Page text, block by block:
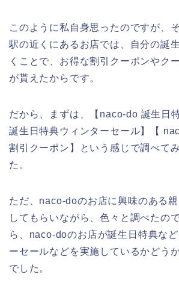
このように私自身思ったのですが、
駅の近くにあるお店では、自分の誕
くことで、お得な割引クーポンやク
が貰えたからです。
だから、まずは、【naco-do 誕生日
誕生日特典ウィンターセール】【
割引クーポン】という感じで調べて
た。
ただ、naco-doのお店に興味のある
してもらいながら、色々と調べたの
ら、naco-doのお店が誕生日特典な
ーセールなどを実施しているかどう
でした。